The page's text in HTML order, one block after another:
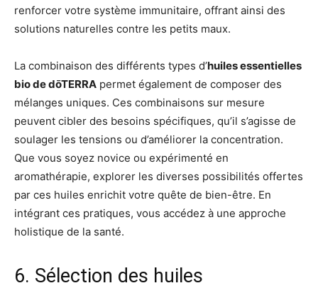
renforcer votre système immunitaire, offrant ainsi des
solutions naturelles contre les petits maux.
La combinaison des différents types d’huiles essentielles
bio de dōTERRA permet également de composer des
mélanges uniques. Ces combinaisons sur mesure
peuvent cibler des besoins spécifiques, qu’il s’agisse de
soulager les tensions ou d’améliorer la concentration.
Que vous soyez novice ou expérimenté en
aromathérapie, explorer les diverses possibilités offertes
par ces huiles enrichit votre quête de bien-être. En
intégrant ces pratiques, vous accédez à une approche
holistique de la santé.
6. Sélection des huiles